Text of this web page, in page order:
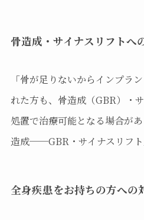
骨造成・サイナスリフトへ
「骨が足りないからインプラ
れた方も、骨造成（GBR）・
処置で治療可能となる場合が
造成──GBR・サイナスリフト
全身疾患をお持ちの方への